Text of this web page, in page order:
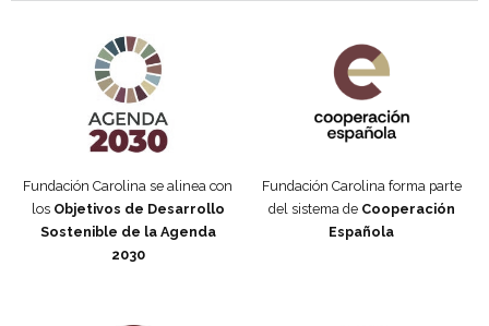
Fundación Carolina se alinea con
los Objetivos de Desarrollo
Sostenible de la Agenda
2030
Fundación Carolina forma parte
del sistema de Cooperación
Española